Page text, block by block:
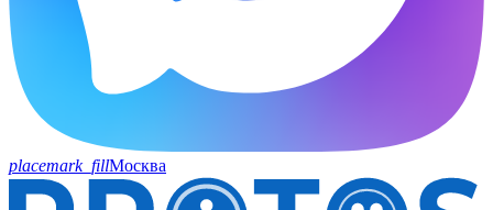
placemark_fillМосква